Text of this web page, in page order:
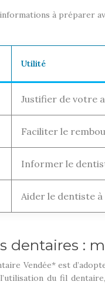
à préparer
Utilité
Justifier de votre
Faciliter le
Informer le
Aider le dentiste
dentaires :
Vendée* est
du fil